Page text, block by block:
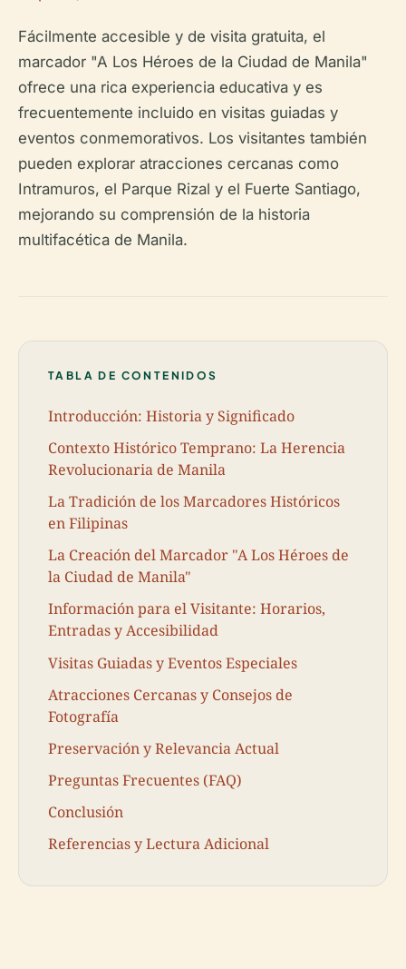
Fácilmente accesible y de visita gratuita, el
marcador "A Los Héroes de la Ciudad de Manila"
ofrece una rica experiencia educativa y es
frecuentemente incluido en visitas guiadas y
eventos conmemorativos. Los visitantes también
pueden explorar atracciones cercanas como
Intramuros, el Parque Rizal y el Fuerte Santiago,
mejorando su comprensión de la historia
multifacética de Manila.
TABLA DE CONTENIDOS
Introducción: Historia y Significado
Contexto Histórico Temprano: La Herencia
Revolucionaria de Manila
La Tradición de los Marcadores Históricos
en Filipinas
La Creación del Marcador "A Los Héroes de
la Ciudad de Manila"
Información para el Visitante: Horarios,
Entradas y Accesibilidad
Visitas Guiadas y Eventos Especiales
Atracciones Cercanas y Consejos de
Fotografía
Preservación y Relevancia Actual
Preguntas Frecuentes (FAQ)
Conclusión
Referencias y Lectura Adicional